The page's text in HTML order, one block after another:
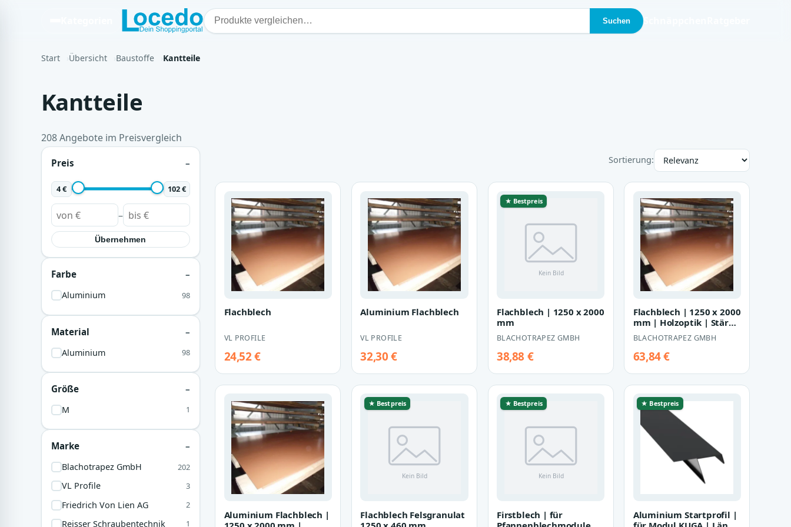
Suchen
Start Übersicht Baustoffe Kantteile
Kantteile
208 Angebote im Preisvergleich
Preis
4 € 102 €
–
Übernehmen
Farbe
Aluminium 98
Material
Aluminium 98
Größe
M 1
Marke
Blachotrapez GmbH 202
VL Profile 3
Friedrich Von Lien AG 2
Reisser Schraubentechnik 1
Sortierung:
Flachblech
VL PROFILE
24,52 €
Aluminium Flachblech
VL PROFILE
32,30 €
★ Bestpreis
Flachblech | 1250 x 2000
mm
BLACHOTRAPEZ GMBH
38,88 €
Flachblech | 1250 x 2000
mm | Holzoptik | Stärke
0,5 mm
BLACHOTRAPEZ GMBH
63,84 €
Aluminium Flachblech |
★ Bestpreis
Flachblech Felsgranulat
★ Bestpreis
Firstblech | für
★ Bestpreis
Aluminium Startprofil |